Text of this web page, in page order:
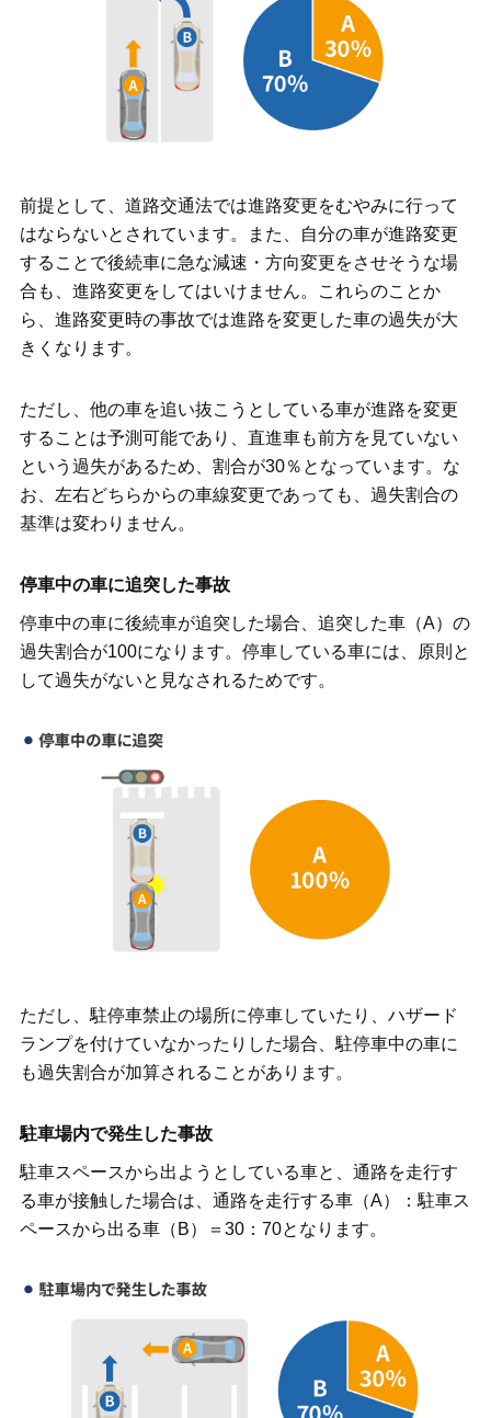
前提として、道路交通法では進路変更をむやみに行って
はならないとされています。また、自分の車が進路変更
することで後続車に急な減速・方向変更をさせそうな場
合も、進路変更をしてはいけません。これらのことか
ら、進路変更時の事故では進路を変更した車の過失が大
きくなります。
ただし、他の車を追い抜こうとしている車が進路を変更
することは予測可能であり、直進車も前方を見ていない
という過失があるため、割合が30％となっています。な
お、左右どちらからの車線変更であっても、過失割合の
基準は変わりません。
停車中の車に追突した事故
停車中の車に後続車が追突した場合、追突した車（A）の
過失割合が100になります。停車している車には、原則と
して過失がないと見なされるためです。
ただし、駐停車禁止の場所に停車していたり、ハザード
ランプを付けていなかったりした場合、駐停車中の車に
も過失割合が加算されることがあります。
駐車場内で発生した事故
駐車スペースから出ようとしている車と、通路を走行す
る車が接触した場合は、通路を走行する車（A）：駐車ス
ペースから出る車（B）＝30：70となります。